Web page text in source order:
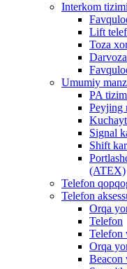
Interkom tizimi
Lift
Toza
Umumiy
PA
Peyjing
Signal
Shift
(ATEX)
Telefon
Telefon
Orqa
Telefon
Telefon
Orqa
Beacon